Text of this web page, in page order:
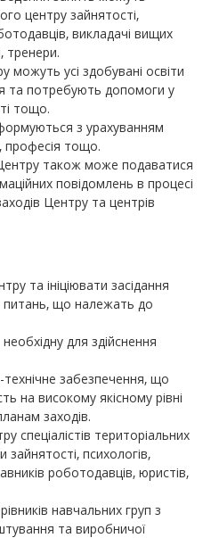
центру зайнятості,
викладачі вищих
тренери.
можуть усі здобувані освіти
та потребують допомоги у
тощо.
з урахуванням
професія тощо.
також може подаватися
повідомлень в процесі
Центру та центрів
та ініціювати засідання
питань, що належать до
для здійснення
забезпечення, що
на високому якісному рівні
заходів.
спеціалістів територіальних
зайнятості, психологів,
роботодавців, юристів,
навчальних груп з
та виробничої